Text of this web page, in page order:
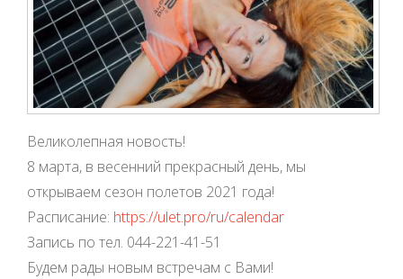
Великолепная новость!
8 марта, в весенний прекрасный день, мы
открываем сезон полетов 2021 года!
Расписание: https://ulet.pro/ru/calendar
Запись по тел. 044-221-41-51
Будем рады новым встречам с Вами!